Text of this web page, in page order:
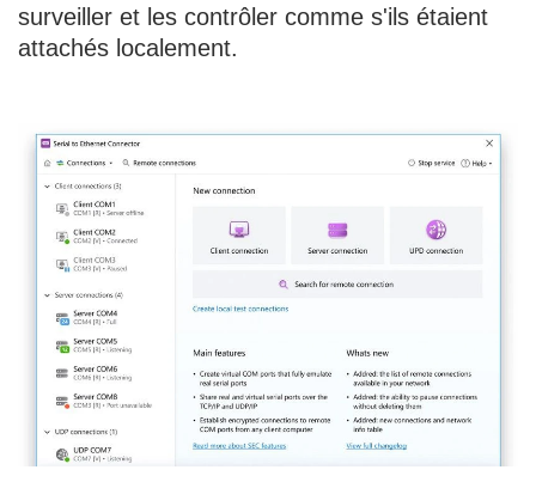
surveiller et les contrôler comme s'ils étaient
attachés localement.